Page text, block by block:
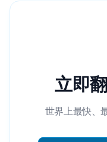
立即
世界上最快、